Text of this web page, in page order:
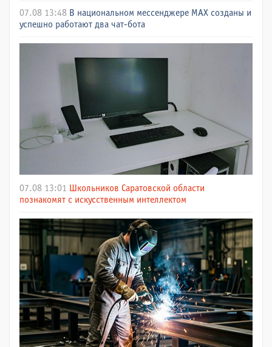
07.08 13:48 В национальном мессенджере МАХ созданы и
успешно работают два чат-бота
07.08 13:01 Школьников Саратовской области
познакомят с искусственным интеллектом